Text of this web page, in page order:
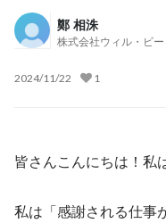
鄭 相洙
株式会社ウィル・ビ
2024/11/22 1
皆さんこんにちは！私
私は「感謝される仕事